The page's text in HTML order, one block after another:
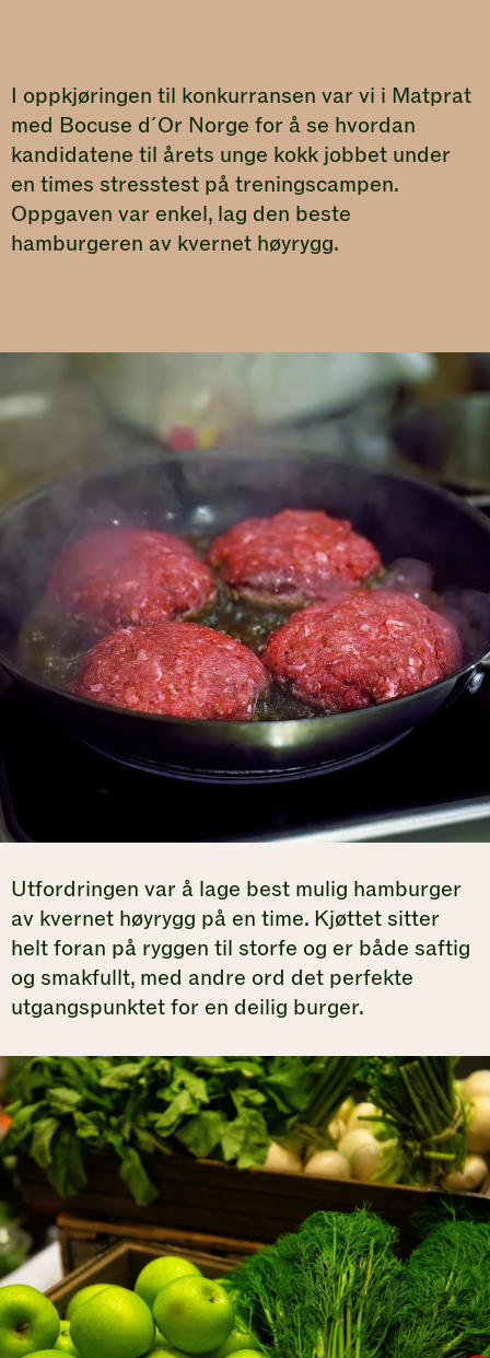
I oppkjøringen til konkurransen var vi i Matprat
med Bocuse d´Or Norge for å se hvordan
kandidatene til årets unge kokk jobbet under
en times stresstest på treningscampen.
Oppgaven var enkel, lag den beste
hamburgeren av kvernet høyrygg.
Utfordringen var å lage best mulig hamburger
av kvernet høyrygg på en time. Kjøttet sitter
helt foran på ryggen til storfe og er både saftig
og smakfullt, med andre ord det perfekte
utgangspunktet for en deilig burger.